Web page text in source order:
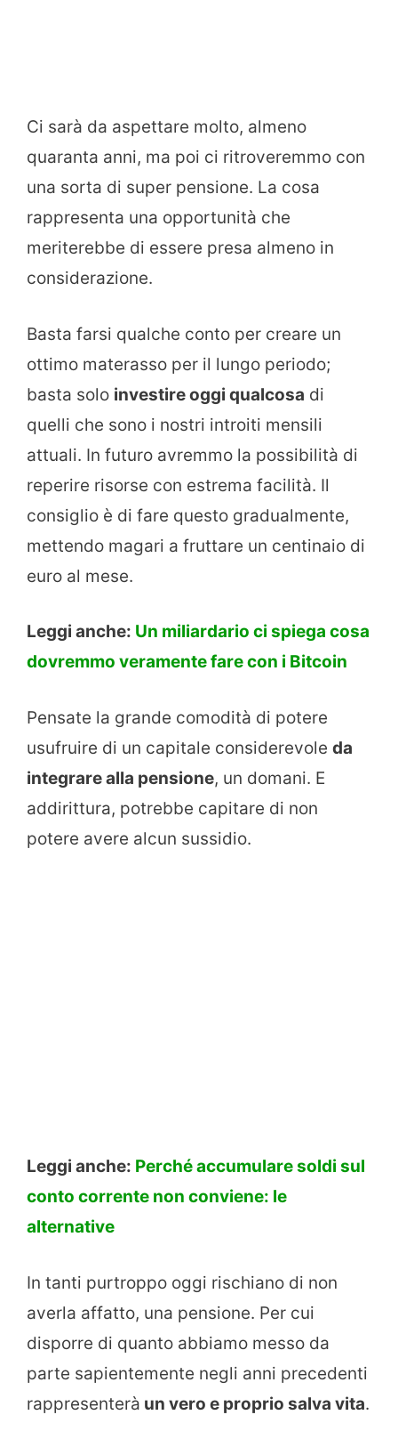
Ci sarà da aspettare molto, almeno
quaranta anni, ma poi ci ritroveremmo con
una sorta di super pensione. La cosa
rappresenta una opportunità che
meriterebbe di essere presa almeno in
considerazione.
Basta farsi qualche conto per creare un
ottimo materasso per il lungo periodo;
basta solo investire oggi qualcosa di
quelli che sono i nostri introiti mensili
attuali. In futuro avremmo la possibilità di
reperire risorse con estrema facilità. Il
consiglio è di fare questo gradualmente,
mettendo magari a fruttare un centinaio di
euro al mese.
Leggi anche: Un miliardario ci spiega cosa
dovremmo veramente fare con i Bitcoin
Pensate la grande comodità di potere
usufruire di un capitale considerevole da
integrare alla pensione, un domani. E
addirittura, potrebbe capitare di non
potere avere alcun sussidio.
Leggi anche: Perché accumulare soldi sul
conto corrente non conviene: le
alternative
In tanti purtroppo oggi rischiano di non
averla affatto, una pensione. Per cui
disporre di quanto abbiamo messo da
parte sapientemente negli anni precedenti
rappresenterà un vero e proprio salva vita.